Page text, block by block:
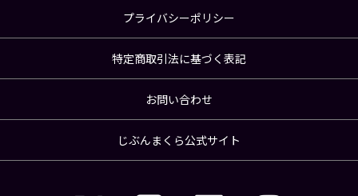
プライバシーポリシー
特定商取引法に基づく表記
お問い合わせ
じぶんまくら公式サイト